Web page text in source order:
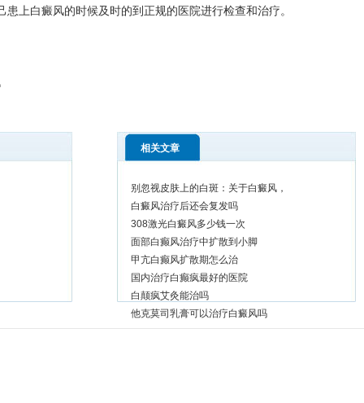
上白癜风的时候及时的到正规的医院进行检查和治疗。
相关文章
别忽视皮肤上的白斑：关于白癜风，
白癜风治疗后还会复发吗
308激光白癜风多少钱一次
面部白癫风治疗中扩散到小脚
甲亢白癫风扩散期怎么治
国内治疗白癫疯最好的医院
白颠疯艾灸能治吗
他克莫司乳膏可以治疗白癜风吗
白癫疯病能治得好吗?